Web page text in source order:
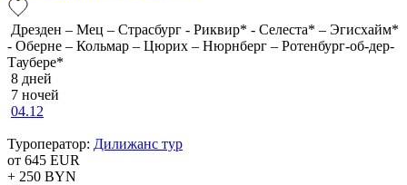
Дрезден – Мец – Страсбург - Риквир* - Селеста* – Эгисхайм*
- Оберне – Кольмар – Цюрих – Нюрнберг – Ротенбург-об-дер-
Таубере*
8 дней
7 ночей
04.12
Туроператор: Дилижанс тур
от 645 EUR
+ 250 BYN